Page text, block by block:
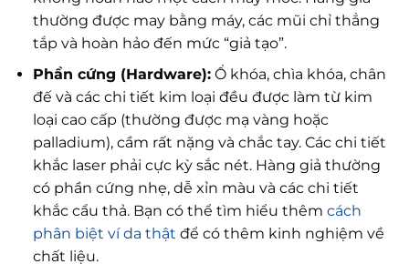
thường được may bằng máy, các mũi chỉ thẳng
tắp và hoàn hảo đến mức “giả tạo”.
Phần cứng (Hardware):Ổ khóa, chìa khóa, chân
đế và các chi tiết kim loại đều được làm từ kim
loại cao cấp (thường được mạ vàng hoặc
palladium), cầm rất nặng và chắc tay. Các chi tiết
khắc laser phải cực kỳ sắc nét. Hàng giả thường
có phần cứng nhẹ, dễ xỉn màu và các chi tiết
khắc cẩu thả. Bạn có thể tìm hiểu thêm cách
phân biệt ví da thật để có thêm kinh nghiệm về
chất liệu.